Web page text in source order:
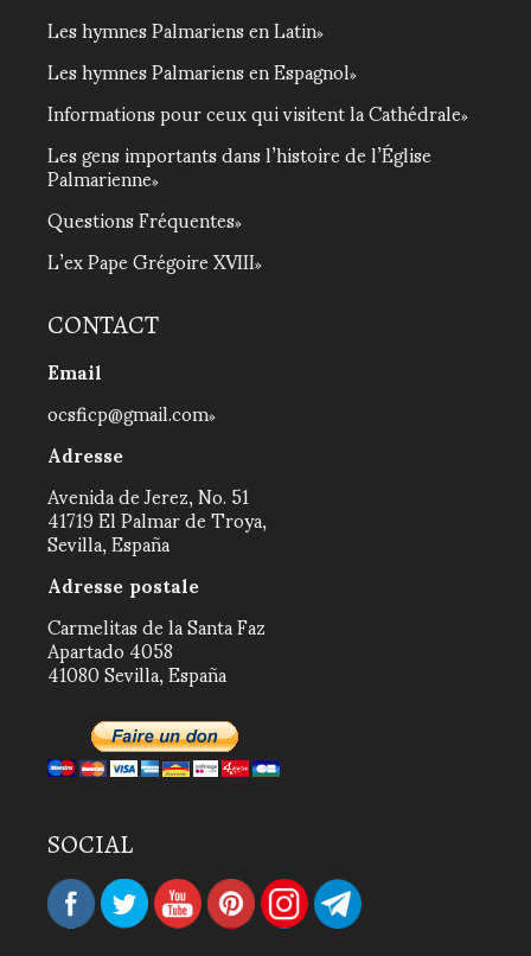
Les hymnes Palmariens en Latin
Les hymnes Palmariens en Espagnol
Informations pour ceux qui visitent la Cathédrale
Les gens importants dans l’histoire de l’Église
Palmarienne
Questions Fréquentes
L’ex Pape Grégoire XVIII
CONTACT
Email
ocsficp@gmail.com
Adresse
Avenida de Jerez, No. 51
41719 El Palmar de Troya,
Sevilla, España
Adresse postale
Carmelitas de la Santa Faz
Apartado 4058
41080 Sevilla, España
SOCIAL